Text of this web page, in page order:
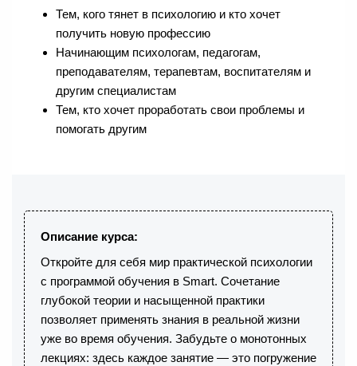
Тем, кого тянет в психологию и кто хочет
получить новую профессию
Начинающим психологам, педагогам,
преподавателям, терапевтам, воспитателям и
другим специалистам
Тем, кто хочет проработать свои проблемы и
помогать другим
Описание курса:
Откройте для себя мир практической психологии
с программой обучения в Smart. Сочетание
глубокой теории и насыщенной практики
позволяет применять знания в реальной жизни
уже во время обучения. Забудьте о монотонных
лекциях: здесь каждое занятие — это погружение